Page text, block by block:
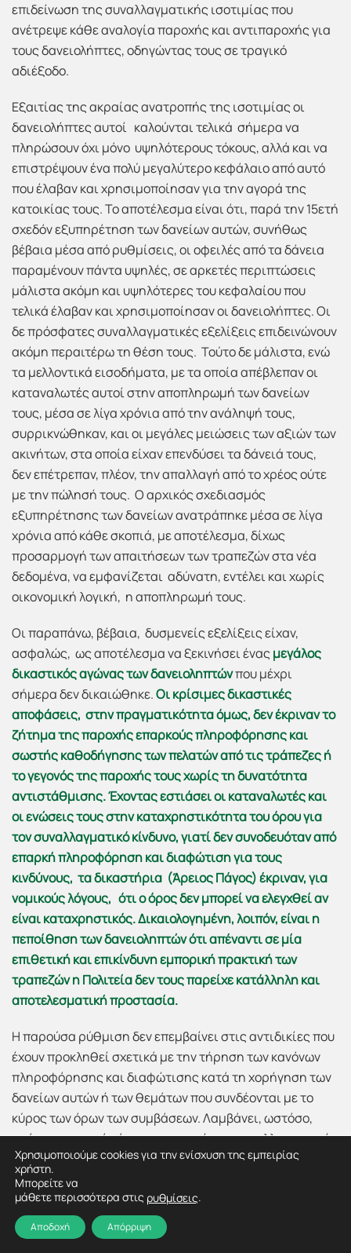
επιδείνωση της συναλλαγματικής ισοτιμίας που
ανέτρεψε κάθε αναλογία παροχής και αντιπαροχής για
τους δανειολήπτες, οδηγώντας τους σε τραγικό
αδιέξοδο.
Εξαιτίας της ακραίας ανατροπής της ισοτιμίας οι
δανειολήπτες αυτοί καλούνται τελικά σήμερα να
πληρώσουν όχι μόνο υψηλότερους τόκους, αλλά και να
επιστρέψουν ένα πολύ μεγαλύτερο κεφάλαιο από αυτό
που έλαβαν και χρησιμοποίησαν για την αγορά της
κατοικίας τους. Το αποτέλεσμα είναι ότι, παρά την 15ετή
σχεδόν εξυπηρέτηση των δανείων αυτών, συνήθως
βέβαια μέσα από ρυθμίσεις, οι οφειλές από τα δάνεια
παραμένουν πάντα υψηλές, σε αρκετές περιπτώσεις
μάλιστα ακόμη και υψηλότερες του κεφαλαίου που
τελικά έλαβαν και χρησιμοποίησαν οι δανειολήπτες. Οι
δε πρόσφατες συναλλαγματικές εξελίξεις επιδεινώνουν
ακόμη περαιτέρω τη θέση τους. Τούτο δε μάλιστα, ενώ
τα μελλοντικά εισοδήματα, με τα οποία απέβλεπαν οι
καταναλωτές αυτοί στην αποπληρωμή των δανείων
τους, μέσα σε λίγα χρόνια από την ανάληψή τους,
συρρικνώθηκαν, και οι μεγάλες μειώσεις των αξιών των
ακινήτων, στα οποία είχαν επενδύσει τα δάνειά τους,
δεν επέτρεπαν, πλέον, την απαλλαγή από το χρέος ούτε
με την πώλησή τους. Ο αρχικός σχεδιασμός
εξυπηρέτησης των δανείων ανατράπηκε μέσα σε λίγα
χρόνια από κάθε σκοπιά, με αποτέλεσμα, δίχως
προσαρμογή των απαιτήσεων των τραπεζών στα νέα
δεδομένα, να εμφανίζεται αδύνατη, εντέλει και χωρίς
οικονομική λογική, η αποπληρωμή τους.
Οι παραπάνω, βέβαια, δυσμενείς εξελίξεις είχαν,
ασφαλώς, ως αποτέλεσμα να ξεκινήσει ένας μεγάλος
δικαστικός αγώνας των δανειοληπτώνπου μέχρι
σήμερα δεν δικαιώθηκε.Οι κρίσιμες δικαστικές
αποφάσεις, στην πραγματικότητα όμως, δεν έκριναν το
ζήτημα της παροχής επαρκούς πληροφόρησης και
σωστής καθοδήγησης των πελατών από τις τράπεζες ή
το γεγονός της παροχής τους χωρίς τη δυνατότητα
αντιστάθμισης. Έχοντας εστιάσει οι καταναλωτές και
οι ενώσεις τους στην καταχρηστικότητα του όρου για
τον συναλλαγματικό κίνδυνο, γιατί δεν συνοδευόταν από
επαρκή πληροφόρηση και διαφώτιση για τους
κινδύνους, τα δικαστήρια (Άρειος Πάγος) έκριναν, για
νομικούς λόγους, ότι ο όρος δεν μπορεί να ελεγχθεί αν
είναι καταχρηστικός. Δικαιολογημένη, λοιπόν, είναι η
πεποίθηση των δανειοληπτών ότι απέναντι σε μία
επιθετική και επικίνδυνη εμπορική πρακτική των
τραπεζών η Πολιτεία δεν τους παρείχε κατάλληλη και
αποτελεσματική προστασία.
Η παρούσα ρύθμιση δεν επεμβαίνει στις αντιδικίες που
έχουν προκληθεί σχετικά με την τήρηση των κανόνων
πληροφόρησης και διαφώτισης κατά τη χορήγηση των
δανείων αυτών ή των θεμάτων που συνδέονται με το
κύρος των όρων των συμβάσεων. Λαμβάνει, ωστόσο,
υπόψη το γεγονός ότι η ανατροπή της συναλλαγματικής
ισοτιμίας σε βάρος του ευρώ προσέλαβε τέτοιες
ακραίες διαστάσεις, με τις οποίες αμφότερες οι
συμβαλλόμενες πλευρές δεν υπολόγιζαν ως ενδεχόμενο
κατά το χρόνο χορήγησης των δανείων αυτών. Στο
πλαίσιο αυτό, όμως, η εμμονή στην εφαρμογή
Χρησιμοποιούμε cookies για την ενίσχυση της εμπειρίας
χρήστη.
Μπορείτε να
μάθετε περισσότερα στις ρυθμίσεις.
Αποδοχή Απόρριψη